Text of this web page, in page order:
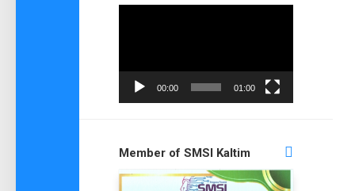
00:00 01:00
Member of SMSI Kaltim